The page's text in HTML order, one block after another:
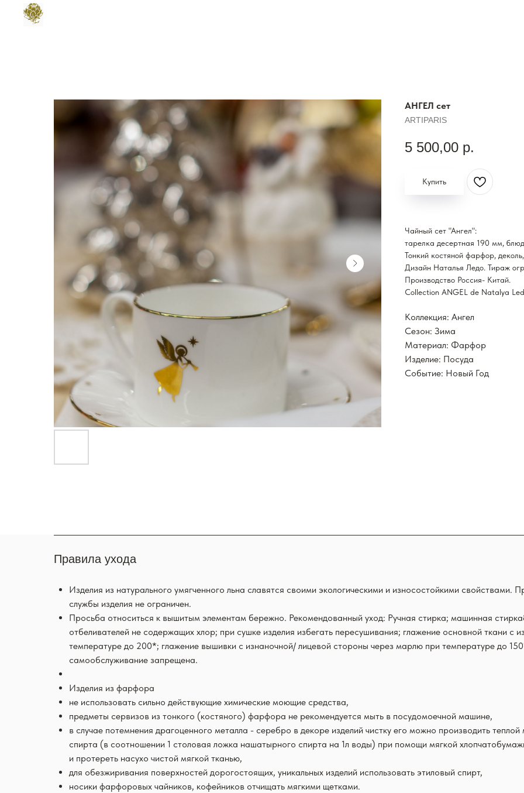
АНГЕЛ сет
ARTIPARIS
5 500,00 р.
Купить
Чайный сет "Ангел":
тарелка десертная 190 мм,
Тонкий костяной фарфор,
Дизайн Наталья Ледо. Тираж
Производство Россия- Китай.
Collection ANGEL de Natalya
Коллекция: Ангел
Сезон: Зима
Материал: Фарфор
Изделие: Посуда
Событие: Новый Год
Правила ухода
Изделия из натурального умягченного льна славятся своими экологическими и износостойкими
службы изделия не ограничен.
Просьба относиться к вышитым элементам бережно. Рекомендованный уход: Ручная стирка; машинная
отбеливателей не содержащих хлор; при сушке изделия избегать пересушивания; глажение основной ткани с
температуре до 200*; глажение вышивки с изнаночной/ лицевой стороны через марлю при температуре до
самообслуживание запрещена.
Изделия из фарфора
не использовать сильно действующие химические моющие средства,
предметы сервизов из тонкого (костяного) фарфора не рекомендуется мыть в посудомоечной машине,
в случае потемнения драгоценного металла - серебро в декоре изделий чистку его можно производить
спирта (в соотношении 1 столовая ложка нашатырного спирта на 1л воды) при помощи мягкой
и протереть насухо чистой мягкой тканью,
для обезжиривания поверхностей дорогостоящих, уникальных изделий использовать этиловый спирт,
носики фарфоровых чайников, кофейников отчищать мягкими щетками.